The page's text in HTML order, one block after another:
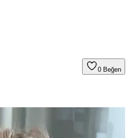
0 Beğen
Renk Trendleri ile